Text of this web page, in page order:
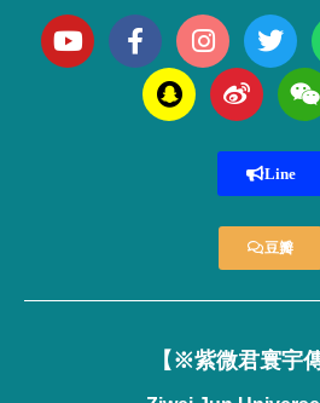
Line
豆瓣
【※紫微君寰宇